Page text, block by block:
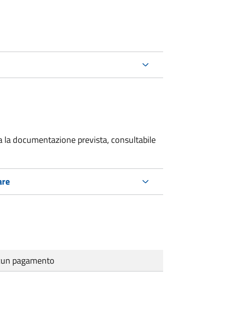
documentazione prevista, consultabile
pagamento